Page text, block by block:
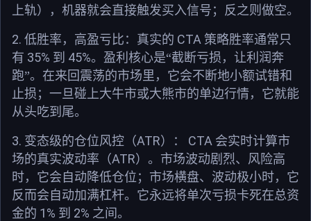
上轨），机器就会直接触发买入信号；反之则做空。
2. 低胜率，高盈亏比： 真实的 CTA 策略胜率通常只
有 35% 到 45%。盈利核心是“截断亏损，让利润奔
跑”。在来回震荡的市场里，它会不断地小额试错和
止损；一旦碰上大牛市或大熊市的单边行情，它就能
从头吃到尾。
3. 变态级的仓位风控（ATR）： CTA 会实时计算市
场的真实波动率（ATR）。市场波动剧烈、风险高
时，它会自动降低仓位；市场横盘、波动极小时，它
反而会自动加满杠杆。它永远将单次亏损卡死在总资
金的 1% 到 2% 之间。